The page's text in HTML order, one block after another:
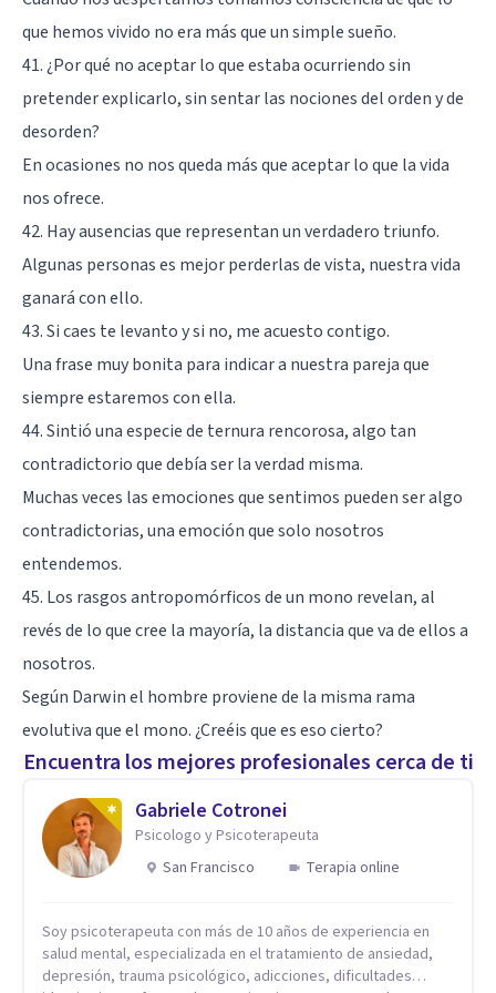
que hemos vivido no era más que un simple sueño.
41. ¿Por qué no aceptar lo que estaba ocurriendo sin
pretender explicarlo, sin sentar las nociones del orden y de
desorden?
En ocasiones no nos queda más que aceptar lo que la vida
nos ofrece.
42. Hay ausencias que representan un verdadero triunfo.
Algunas personas es mejor perderlas de vista, nuestra vida
ganará con ello.
43. Si caes te levanto y si no, me acuesto contigo.
Una frase muy bonita para indicar a nuestra pareja que
siempre estaremos con ella.
44. Sintió una especie de ternura rencorosa, algo tan
contradictorio que debía ser la verdad misma.
Muchas veces las emociones que sentimos pueden ser algo
contradictorias, una emoción que solo nosotros
entendemos.
45. Los rasgos antropomórficos de un mono revelan, al
revés de lo que cree la mayoría, la distancia que va de ellos a
nosotros.
Según Darwin el hombre proviene de la misma rama
evolutiva que el mono. ¿Creéis que es eso cierto?
Encuentra los mejores profesionales cerca de ti
Gabriele Cotronei
Psicologo y Psicoterapeuta
San Francisco
Terapia online
Soy psicoterapeuta con más de 10 años de experiencia en
salud mental, especializada en el tratamiento de ansiedad,
depresión, trauma psicológico, adicciones, dificultades